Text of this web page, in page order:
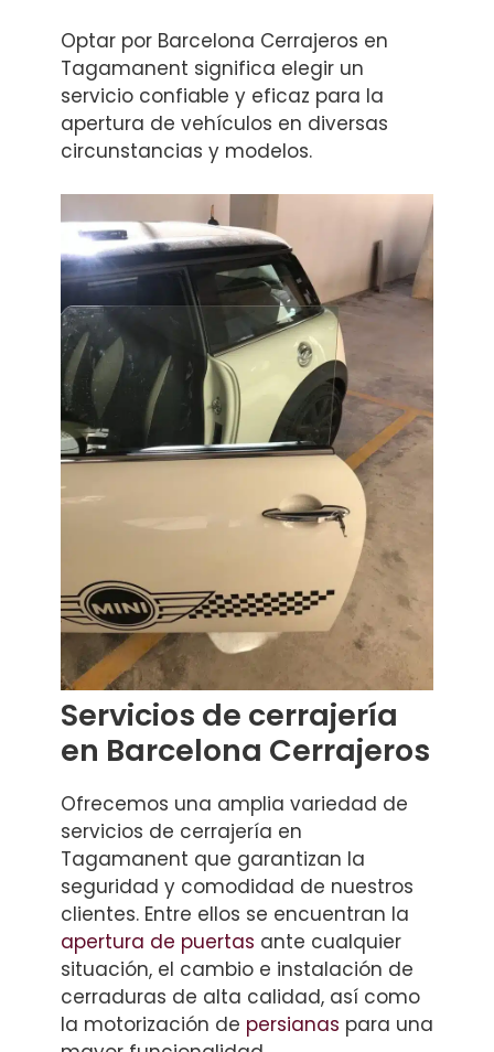
Optar por Barcelona Cerrajeros en
Tagamanent significa elegir un
servicio confiable y eficaz para la
apertura de vehículos en diversas
circunstancias y modelos.
Servicios de cerrajería
en Barcelona Cerrajeros
Ofrecemos una amplia variedad de
servicios de cerrajería en
Tagamanent que garantizan la
seguridad y comodidad de nuestros
clientes. Entre ellos se encuentran la
apertura de puertas ante cualquier
situación, el cambio e instalación de
cerraduras de alta calidad, así como
la motorización de persianas para una